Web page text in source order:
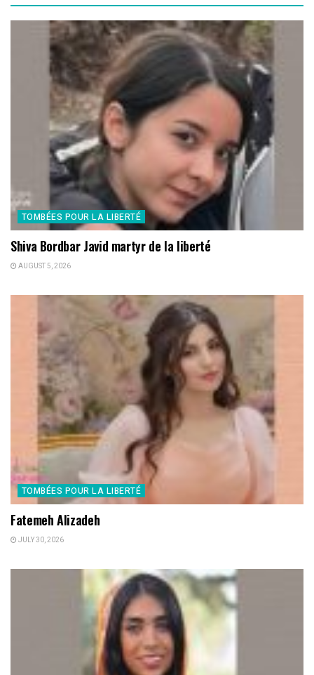
TOMBÉES POUR LA LIBERTÉ
Shiva Bordbar Javid martyr de la liberté
AUGUST 5, 2026
TOMBÉES POUR LA LIBERTÉ
Fatemeh Alizadeh
JULY 30, 2026